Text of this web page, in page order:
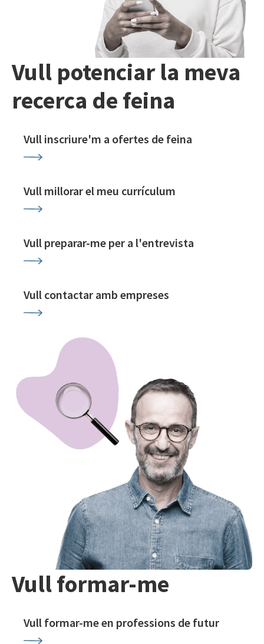
Vull potenciar la meva
recerca de feina
Vull inscriure'm a ofertes de feina
Vull millorar el meu currículum
Vull preparar-me per a l'entrevista
Vull contactar amb empreses
Vull formar-me
Vull formar-me en professions de futur